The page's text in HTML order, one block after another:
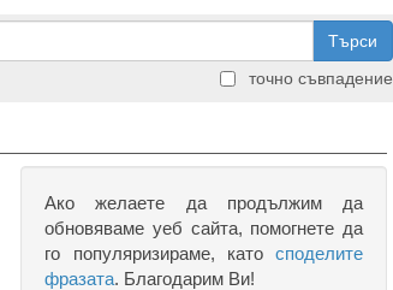
Търси
точно съвпадение
Ако желаете да продължим да
обновяваме уеб сайта, помогнете да
го популяризираме, като споделите
фразата. Благодарим Ви!